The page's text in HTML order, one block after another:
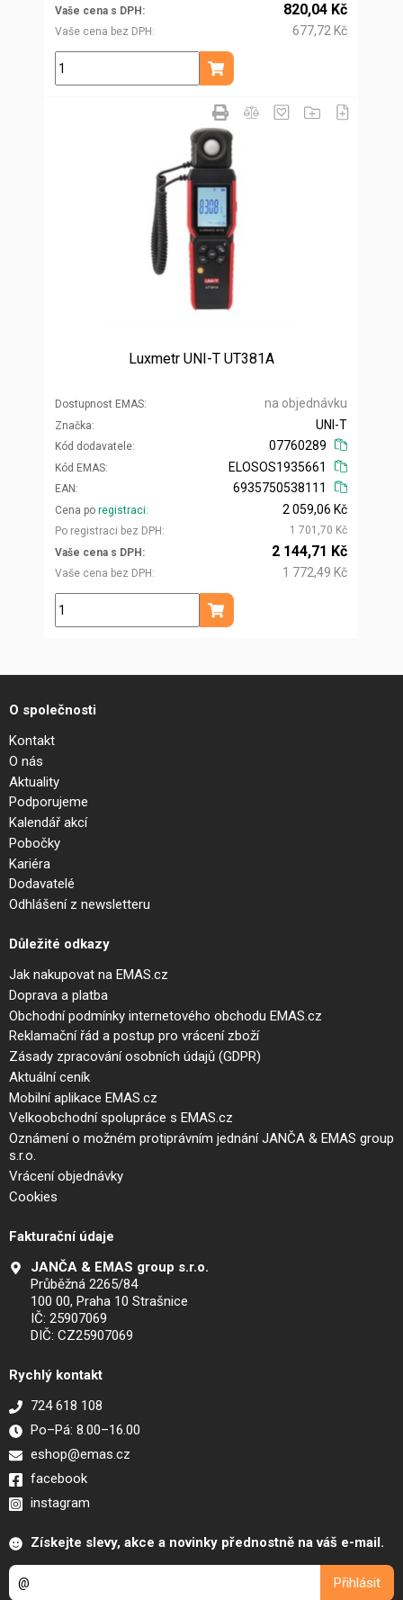
Vaše cena s DPH
Vaše cena bez DPH
820,04 Kč
677,72 Kč
ks
Přidat do košíku
Luxmetr UNI-T UT381A
Dostupnost EMAS na objednávku
Značka
Kód dodavatele
UNI-T
07760289
Kód EMAS
EAN
ELOSOS1935661
6935750538111
Cena po registraci
Po registraci bez DPH
2 059,06 Kč
1 701,70 Kč
Vaše cena s DPH
Vaše cena bez DPH
2 144,71 Kč
1 772,49 Kč
ks
Přidat do košíku
O společnosti
Kontakt
O nás
Aktuality
Podporujeme
Kalendář akcí
Pobočky
Kariéra
Dodavatelé
Odhlášení z newsletteru
Důležité odkazy
Jak nakupovat na EMAS.cz
Doprava a platba
Obchodní podmínky internetového obchodu EMAS.cz
Reklamační řád a postup pro vrácení zboží
Zásady zpracování osobních údajů (GDPR)
Aktuální ceník
Mobilní aplikace EMAS.cz
Velkoobchodní spolupráce s EMAS.cz
Oznámení o možném protiprávním jednání JANČA & EMAS group
s.r.o.
Vrácení objednávky
Cookies
Fakturační údaje
JANČA & EMAS group s.r.o.
Průběžná 2265/84
100 00, Praha 10 Strašnice
IČ: 25907069
DIČ: CZ25907069
Rychlý kontakt
724 618 108
Po–Pá: 8.00–16.00
eshop@emas.cz
facebook
instagram
Získejte slevy, akce a novinky přednostně na váš e-mail.